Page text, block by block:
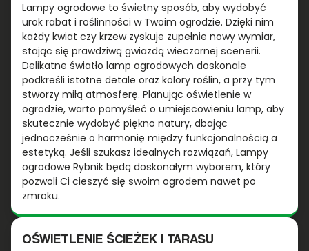
Lampy ogrodowe to świetny sposób, aby wydobyć
urok rabat i roślinności w Twoim ogrodzie. Dzięki nim
każdy kwiat czy krzew zyskuje zupełnie nowy wymiar,
stając się prawdziwą gwiazdą wieczornej scenerii.
Delikatne światło lamp ogrodowych doskonale
podkreśli istotne detale oraz kolory roślin, a przy tym
stworzy miłą atmosferę. Planując oświetlenie w
ogrodzie, warto pomyśleć o umiejscowieniu lamp, aby
skutecznie wydobyć piękno natury, dbając
jednocześnie o harmonię między funkcjonalnością a
estetyką. Jeśli szukasz idealnych rozwiązań, Lampy
ogrodowe Rybnik będą doskonałym wyborem, który
pozwoli Ci cieszyć się swoim ogrodem nawet po
zmroku.
OŚWIETLENIE ŚCIEŻEK I TARASU